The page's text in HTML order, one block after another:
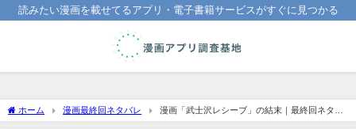
読みたい漫画を載せてるアプリ・電子書籍サービスがすぐに見つかる
ホーム 漫画最終回ネタバレ
漫画「武士沢レシーブ」の結末｜最終回ネタバ
レと感想・考察